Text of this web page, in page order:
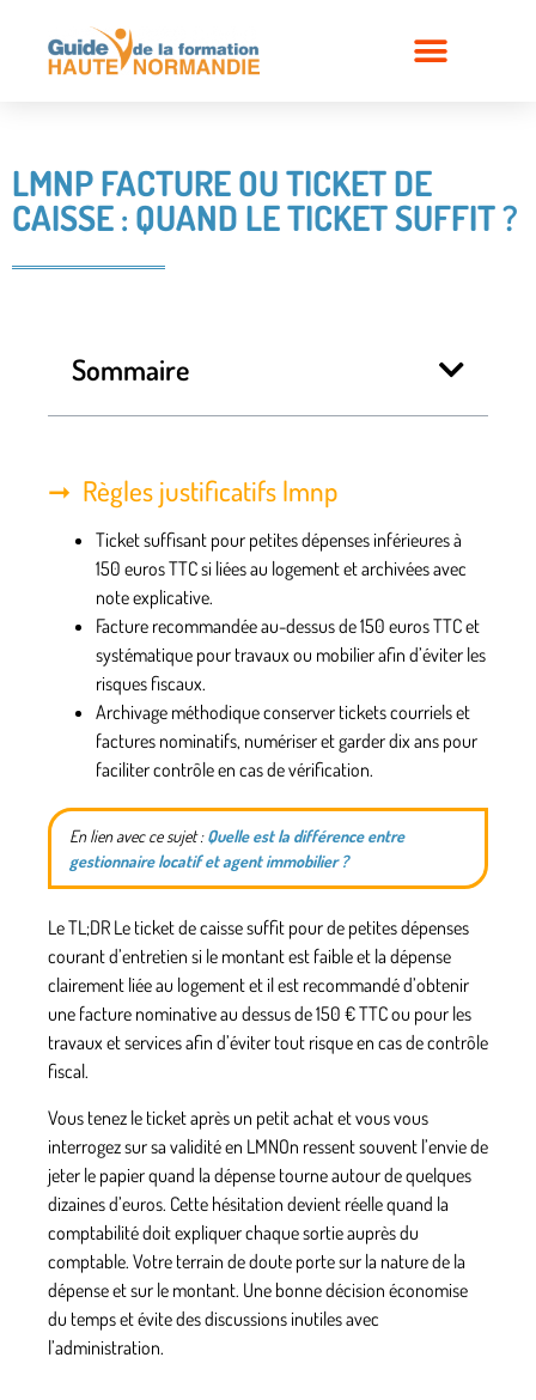
LMNP FACTURE OU TICKET DE
CAISSE : QUAND LE TICKET SUFFIT ?
Sommaire
Règles justificatifs lmnp
Ticket suffisant pour petites dépenses inférieures à
150 euros TTC si liées au logement et archivées avec
note explicative.
Facture recommandéeau-dessus de 150 euros TTC et
systématique pour travaux ou mobilier afin d’éviter les
risques fiscaux.
Archivage méthodiqueconserver tickets courriels et
factures nominatifs, numériser et garder dix ans pour
faciliter contrôle en cas de vérification.
En lien avec ce sujet :Quelle est la différence entre
gestionnaire locatif et agent immobilier ?
Le TL;DR Le ticket de caisse suffit pour de petites dépenses
courant d’entretien si le montant est faible et la dépense
clairement liée au logement et il est recommandé d’obtenir
une facture nominative au dessus de 150 € TTC ou pour les
travaux et services afin d’éviter tout risque en cas de contrôle
fiscal.
Vous tenez le ticket après un petit achat et vous vous
interrogez sur sa validité en LMNOn ressent souvent l’envie de
jeter le papier quand la dépense tourne autour de quelques
dizaines d’euros. Cette hésitation devient réelle quand la
comptabilité doit expliquer chaque sortie auprès du
comptable. Votre terrain de doute porte sur la nature de la
dépense et sur le montant. Une bonne décision économise
du temps et évite des discussions inutiles avec
l’administration.